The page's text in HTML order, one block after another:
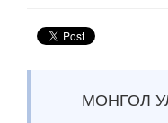
МОНГОЛ